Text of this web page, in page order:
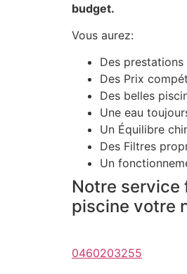
budget.
Vous aurez:
Des
Des Prix
Des belles
Une eau
Un Équilibre
Des Filtres
Un
Notre service
piscine votre
0460203255